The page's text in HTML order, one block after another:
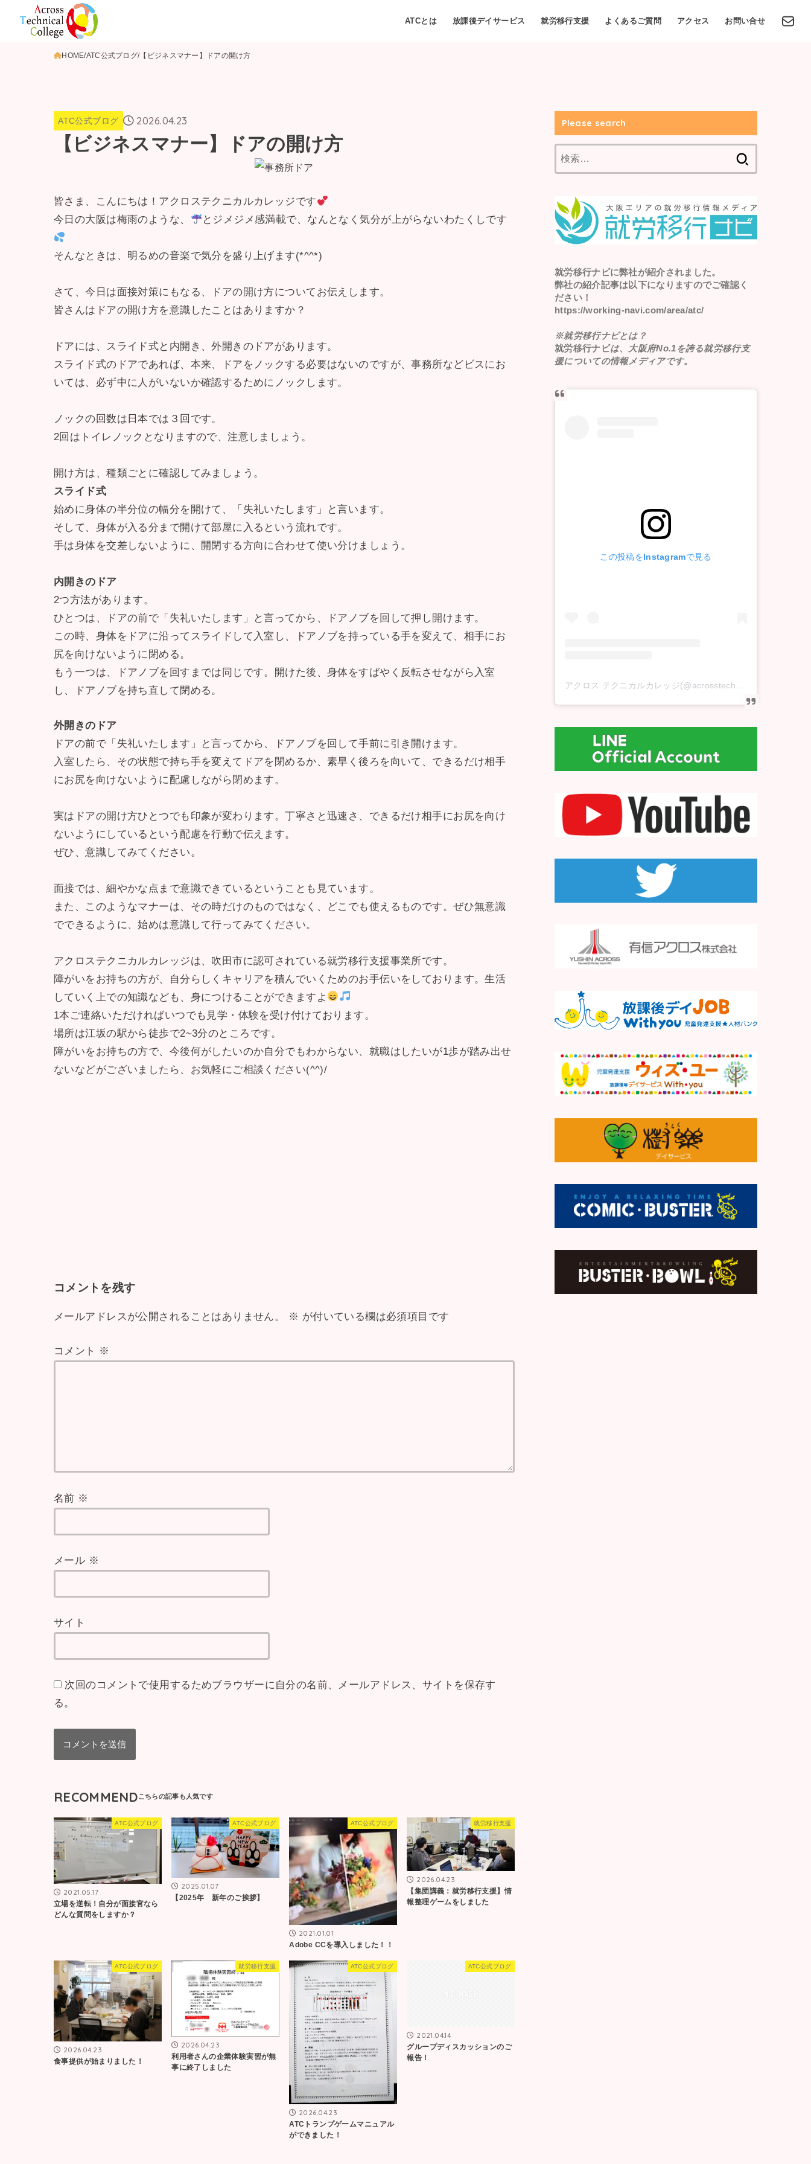
ATCとは 放課後デイサービス 就労移行支援 よくあるご質問 アクセス お問い合せ
HOME ATC公式ブログ 【ビジネスマナー】ドアの開け方
ATC公式ブログ 2026.04.23
【ビジネスマナー】ドアの開け方
皆さま、こんにちは！アクロステクニカルカレッジです
今日の大阪は梅雨のような、
とジメジメ感満載で、なんとなく気分が上がらないわたくしです
そんなときは、明るめの音楽で気分を盛り上げます(*^^*)
さて、今日は面接対策にもなる、ドアの開け方についてお伝えします。
皆さんはドアの開け方を意識したことはありますか？
ドアには、スライド式と内開き、外開きのドアがあります。
スライド式のドアであれば、本来、ドアをノックする必要はないのですが、事務所などビスにお
いては、必ず中に人がいないか確認するためにノックします。
ノックの回数は日本では３回です。
2回はトイレノックとなりますので、注意しましょう。
開け方は、種類ごとに確認してみましょう。
スライド式
始めに身体の半分位の幅分を開けて、「失礼いたします」と言います。
そして、身体が入る分まで開けて部屋に入るという流れです。
手は身体を交差しないように、開閉する方向に合わせて使い分けましょう。
内開きのドア
2つ方法があります。
ひとつは、ドアの前で「失礼いたします」と言ってから、ドアノブを回して押し開けます。
この時、身体をドアに沿ってスライドして入室し、ドアノブを持っている手を変えて、相手にお
尻を向けないように閉める。
もう一つは、ドアノブを回すまでは同じです。開けた後、身体をすばやく反転させながら入室
し、ドアノブを持ち直して閉める。
外開きのドア
ドアの前で「失礼いたします」と言ってから、ドアノブを回して手前に引き開けます。
入室したら、その状態で持ち手を変えてドアを閉めるか、素早く後ろを向いて、できるだけ相手
にお尻を向けないように配慮しながら閉めます。
実はドアの開け方ひとつでも印象が変わります。丁寧さと迅速さ、できるだけ相手にお尻を向け
ないようにしているという配慮を行動で伝えます。
ぜひ、意識してみてください。
面接では、細やかな点まで意識できているということも見ています。
また、このようなマナーは、その時だけのものではなく、どこでも使えるものです。ぜひ無意識
でできるように、始めは意識して行ってみてください。
アクロステクニカルカレッジは、吹田市に認可されている就労移行支援事業所です。
障がいをお持ちの方が、自分らしくキャリアを積んでいくためのお手伝いをしております。生活
していく上での知識なども、身につけることができますよ
1本ご連絡いただければいつでも見学・体験を受け付けております。
場所は江坂の駅から徒歩で2~3分のところです。
障がいをお持ちの方で、今後何がしたいのか自分でもわからない、就職はしたいが1歩が踏み出せ
ないなどがございましたら、お気軽にご相談ください(^^)/
コメントを残す
メールアドレスが公開されることはありません。 ※ が付いている欄は必須項目です
コメント ※
名前 ※
メール ※
サイト
次回のコメントで使用するためブラウザーに自分の名前、メールアドレス、サイトを保存す
る。
RECOMMEND
ATC公式ブログ
2021.05.17
立場を逆転！自分が面接官なら
どんな質問をしますか？
ATC公式ブログ
2025.01.07
【2025年 新年のご挨拶】
ATC公式ブログ
2021.01.01
Adobe CCを導入しました！！
就労移行支援
2026.04.23
【集団講義：就労移行支援】情
報整理ゲームをしました
ATC公式ブログ
2026.04.23
食事提供が始まりました！
就労移行支援
2026.04.23
利用者さんの企業体験実習が無
事に終了しました
ATC公式ブログ
2026.04.23
ATCトランプゲームマニュアル
ができました！
ATC公式ブログ
2021.04.14
グループディスカッションのご
報告！
Please search
就労移行ナビに弊社が紹介されました。
弊社の紹介記事は以下になりますのでご確認く
ださい！
https://working-navi.com/area/atc/
※就労移行ナビとは？
就労移行ナビは、大阪府No.1を誇る就労移行支
援についての情報メディアです。
この投稿をInstagramで見る
アクロス テクニカルカレッジ(@acrosstechnicalcollege)がシェアした投稿